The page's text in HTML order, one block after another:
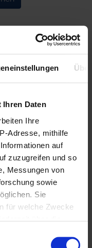
Daten
Ihre
Adresse, mithilfe
auf
zuzugreifen und so
Messungen von
sowie
Sie
für welche Zwecke
über die
CONTRAST